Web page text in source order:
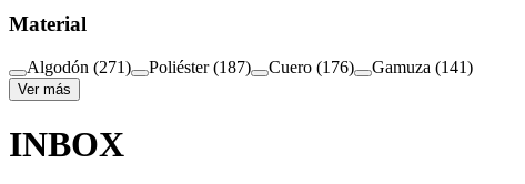
Material
Algodón (271) Poliéster (187) Cuero (176) Gamuza (141)
Ver más
INBOX